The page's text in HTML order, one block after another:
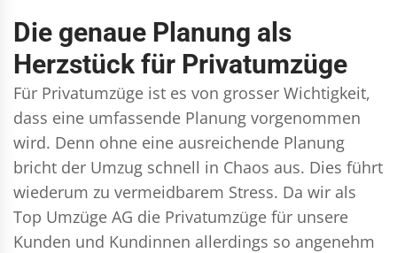
Die genaue Planung als
Herzstück für Privatumzüge
Für Privatumzüge ist es von grosser Wichtigkeit,
dass eine umfassende Planung vorgenommen
wird. Denn ohne eine ausreichende Planung
bricht der Umzug schnell in Chaos aus. Dies führt
wiederum zu vermeidbarem Stress. Da wir als
Top Umzüge AG die Privatumzüge für unsere
Kunden und Kundinnen allerdings so angenehm